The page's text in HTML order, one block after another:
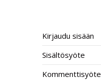
Kirjaudu sisään
Sisältösyöte
Kommenttisyöte